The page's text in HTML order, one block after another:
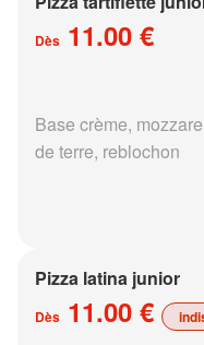
Dès 11.00 €
Base crème,
de terre, reblochon
Pizza latina junior
Dès 11.00 €